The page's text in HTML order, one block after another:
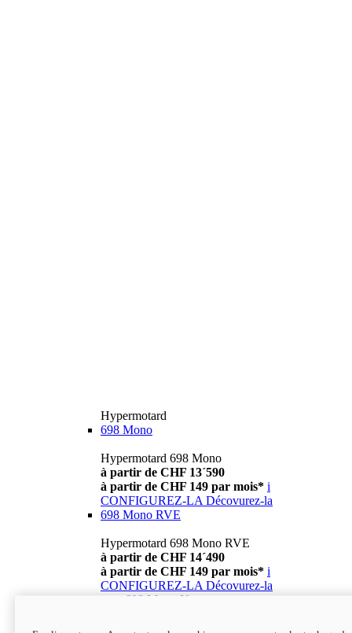
Hypermotard
698 Mono
Hypermotard 698 Mono
à partir de CHF 13´590
à partir de CHF 149 par mois* i
CONFIGUREZ-LA Décovurez-la
698 Mono RVE
Hypermotard 698 Mono RVE
à partir de CHF 14´490
à partir de CHF 149 par mois* i
CONFIGUREZ-LA Décovurez-la
698 Mono Nera
Hypermotard 698 Mono Nera